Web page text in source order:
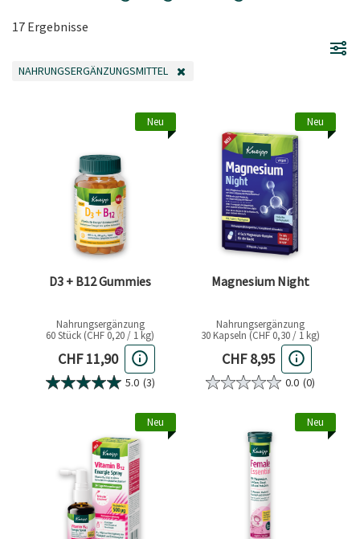
17 Ergebnisse
NAHRUNGSERGÄNZUNGSMITTEL
Neu
D3 + B12 Gummies
Nahrungsergänzung
60 Stück (CHF 0,20 / 1 kg)
Aktueller Preis
CHF 11,90
5.0 (3)
Neu
Magnesium Night
Nahrungsergänzung
30 Kapseln (CHF 0,30 / 1 kg)
Aktueller Preis
CHF 8,95
0.0 (0)
Neu Neu